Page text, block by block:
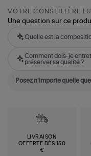
VOTRE CONSEILLÈRE
Une question sur ce
Quelle est la
Comment dois-je
préserver sa qualité ?
LIVRAISON
OFFERTE DÈS 150
€